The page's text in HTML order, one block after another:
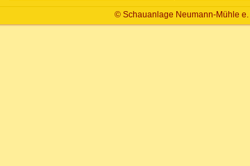
© Schauanlage Neumann-Mühle e.